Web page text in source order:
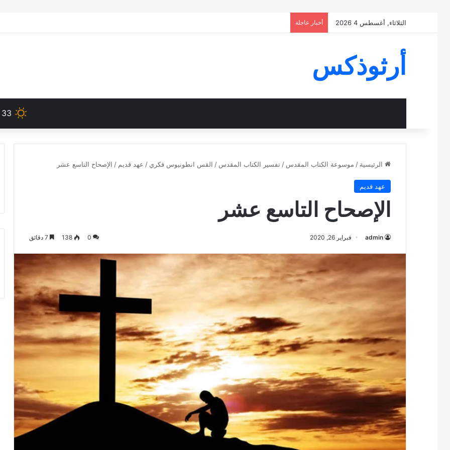
الثلاثاء, أغسطس 4 2026 أخبار عاجلة
أرثوذكس
33
الرئيسية / موسوعة الكتاب المقدس / تفسير الكتاب المقدس / القس انطونيوس فكري / عهد قديم / الإصحاح التاسع عشر
عهد قديم
الإصحاح التاسع عشر
admin فبراير 26, 2020 0
138